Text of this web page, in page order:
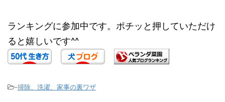
ランキングに参加中です。ポチッと押していただけ
ると嬉しいです^^
-掃除、洗濯、家事の裏ワザ